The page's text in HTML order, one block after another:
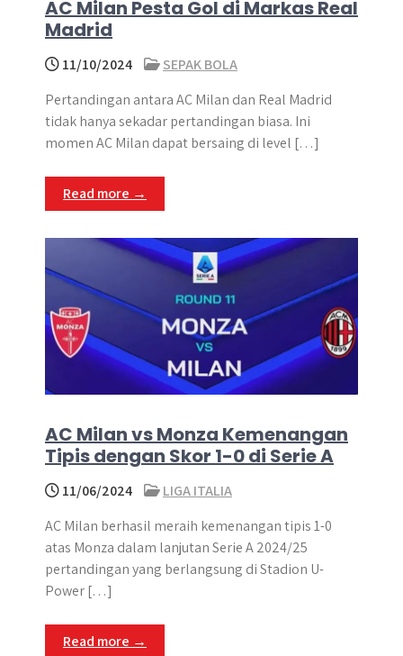
AC Milan Pesta Gol di Markas Real
Madrid
11/10/2024
SEPAK BOLA
Pertandingan antara AC Milan dan Real Madrid
tidak hanya sekadar pertandingan biasa. Ini
momen AC Milan dapat bersaing di level […]
Read more →
AC Milan vs Monza Kemenangan
Tipis dengan Skor 1-0 di Serie A
11/06/2024
LIGA ITALIA
AC Milan berhasil meraih kemenangan tipis 1-0
atas Monza dalam lanjutan Serie A 2024/25
pertandingan yang berlangsung di Stadion U-
Power […]
Read more →